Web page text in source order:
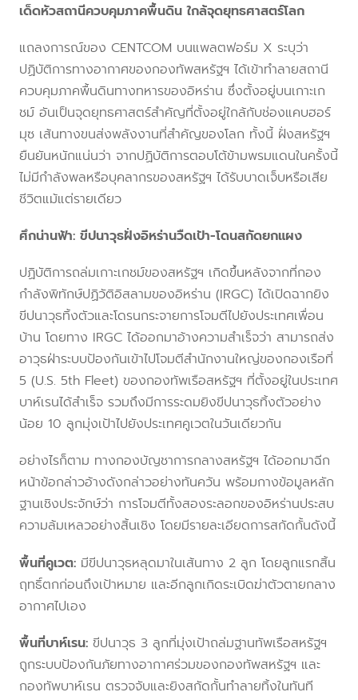
เด็ดหัวสถานีควบคุมภาคพื้นดิน ใกล้จุดยุทธศาสตร์โลก
แถลงการณ์ของ CENTCOM บนแพลตฟอร์ม X ระบุว่า
ปฏิบัติการทางอากาศของกองทัพสหรัฐฯ ได้เข้าทำลายสถานี
ควบคุมภาคพื้นดินทางทหารของอิหร่าน ซึ่งตั้งอยู่บนเกาะเก
ชม์ อันเป็นจุดยุทธศาสตร์สำคัญที่ตั้งอยู่ใกล้กับช่องแคบฮอร์
มุซ เส้นทางขนส่งพลังงานที่สำคัญของโลก ทั้งนี้ ฝั่งสหรัฐฯ
ยืนยันหนักแน่นว่า จากปฏิบัติการตอบโต้ข้ามพรมแดนในครั้งนี้
ไม่มีกำลังพลหรือบุคลากรของสหรัฐฯ ได้รับบาดเจ็บหรือเสีย
ชีวิตแม้แต่รายเดียว
ศึกน่านฟ้า: ขีปนาวุธฝั่งอิหร่านวืดเป้า-โดนสกัดยกแผง
ปฏิบัติการถล่มเกาะเกชม์ของสหรัฐฯ เกิดขึ้นหลังจากที่กอง
กำลังพิทักษ์ปฏิวัติอิสลามของอิหร่าน (IRGC) ได้เปิดฉากยิง
ขีปนาวุธทิ้งตัวและโดรนกระจายการโจมตีไปยังประเทศเพื่อน
บ้าน โดยทาง IRGC ได้ออกมาอ้างความสำเร็จว่า สามารถส่ง
อาวุธฝ่าระบบป้องกันเข้าไปโจมตีสำนักงานใหญ่ของกองเรือที่
5 (U.S. 5th Fleet) ของกองทัพเรือสหรัฐฯ ที่ตั้งอยู่ในประเทศ
บาห์เรนได้สำเร็จ รวมถึงมีการระดมยิงขีปนาวุธทิ้งตัวอย่าง
น้อย 10 ลูกมุ่งเป้าไปยังประเทศคูเวตในวันเดียวกัน
อย่างไรก็ตาม ทางกองบัญชาการกลางสหรัฐฯ ได้ออกมาฉีก
หน้าข้อกล่าวอ้างดังกล่าวอย่างทันควัน พร้อมกางข้อมูลหลัก
ฐานเชิงประจักษ์ว่า การโจมตีทั้งสองระลอกของอิหร่านประสบ
ความล้มเหลวอย่างสิ้นเชิง โดยมีรายละเอียดการสกัดกั้นดังนี้
พื้นที่คูเวต: มีขีปนาวุธหลุดมาในเส้นทาง 2 ลูก โดยลูกแรกสิ้น
ฤทธิ์ตกก่อนถึงเป้าหมาย และอีกลูกเกิดระเบิดฆ่าตัวตายกลาง
อากาศไปเอง
พื้นที่บาห์เรน: ขีปนาวุธ 3 ลูกที่มุ่งเป้าถล่มฐานทัพเรือสหรัฐฯ
ถูกระบบป้องกันภัยทางอากาศร่วมของกองทัพสหรัฐฯ และ
กองทัพบาห์เรน ตรวจจับและยิงสกัดกั้นทำลายทิ้งในทันที